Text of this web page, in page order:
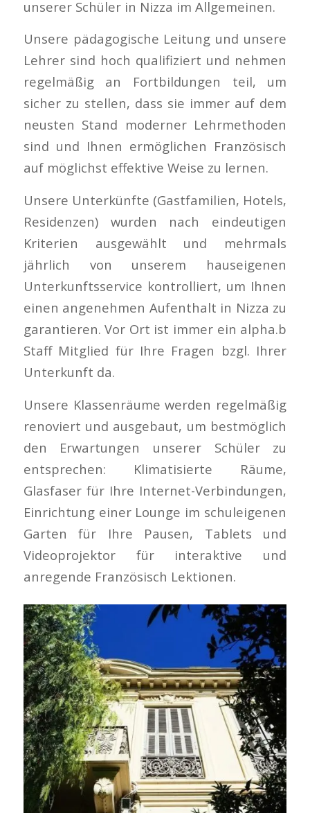
unserer Schüler in Nizza im Allgemeinen.
Unsere pädagogische Leitung und unsere
Lehrer sind hoch qualifiziert und nehmen
regelmäßig an Fortbildungen teil, um
sicher zu stellen, dass sie immer auf dem
neusten Stand moderner Lehrmethoden
sind und Ihnen ermöglichen Französisch
auf möglichst effektive Weise zu lernen.
Unsere Unterkünfte (Gastfamilien, Hotels,
Residenzen) wurden nach eindeutigen
Kriterien ausgewählt und mehrmals
jährlich von unserem hauseigenen
Unterkunftsservice kontrolliert, um Ihnen
einen angenehmen Aufenthalt in Nizza zu
garantieren. Vor Ort ist immer ein alpha.b
Staff Mitglied für Ihre Fragen bzgl. Ihrer
Unterkunft da.
Unsere Klassenräume werden regelmäßig
renoviert und ausgebaut, um bestmöglich
den Erwartungen unserer Schüler zu
entsprechen: Klimatisierte Räume,
Glasfaser für Ihre Internet-Verbindungen,
Einrichtung einer Lounge im schuleigenen
Garten für Ihre Pausen, Tablets und
Videoprojektor für interaktive und
anregende Französisch Lektionen.